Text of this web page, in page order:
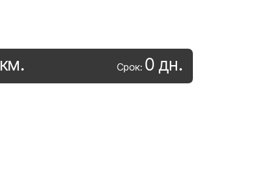
км. Срок: 0 дн.